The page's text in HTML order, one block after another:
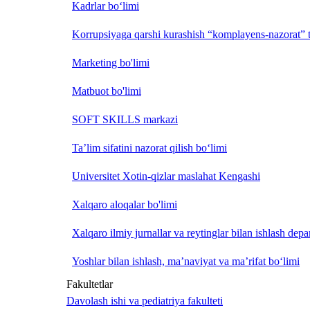
Kadrlar bo‘limi
Korrupsiyaga qarshi kurashish “komplayens-
Marketing bo'limi
Matbuot bo'limi
SOFT SKILLS markazi
Ta’lim sifatini nazorat qilish bo‘limi
Universitet Xotin-qizlar maslahat Kengashi
Xalqaro aloqalar bo'limi
Xalqaro ilmiy jurnallar va reytinglar bilan ishlash
Yoshlar bilan ishlash, ma’naviyat va ma’rifat bo‘limi
Fakultetlar
Davolash ishi va pediatriya fakulteti